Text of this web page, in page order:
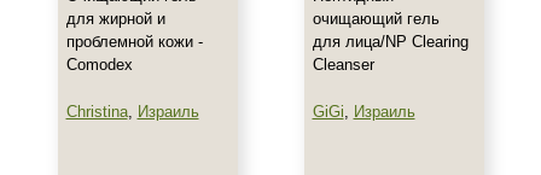
для жирной и
проблемной кожи -
Comodex
Christina, Израиль
очищающий гель
для лица/NP Clearing
Cleanser
GiGi, Израиль